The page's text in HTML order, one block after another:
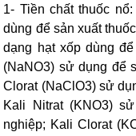
1- Tiền chất thuốc
dùng để sản xuất
dạng hạt xốp dùng
(NaNO3) sử dụng để
Clorat (NaClO3) sử
Kali Nitrat (KNO3)
nghiệp; Kali Clorat